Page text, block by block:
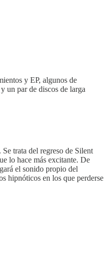
y EP, algunos de
un par de discos de larga
trata del regreso de Silent
lo hace más excitante. De
el sonido propio del
hipnóticos en los que perderse